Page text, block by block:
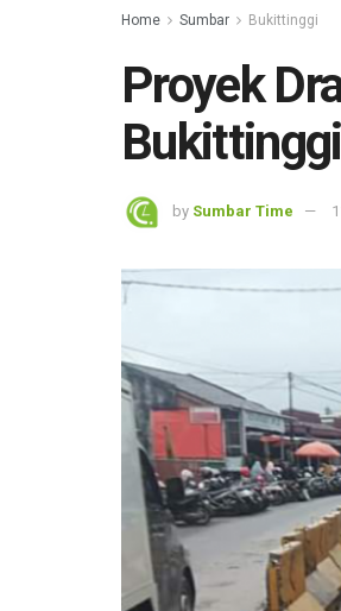
Home Sumbar Bukittinggi
Proyek
by Sumbar Time